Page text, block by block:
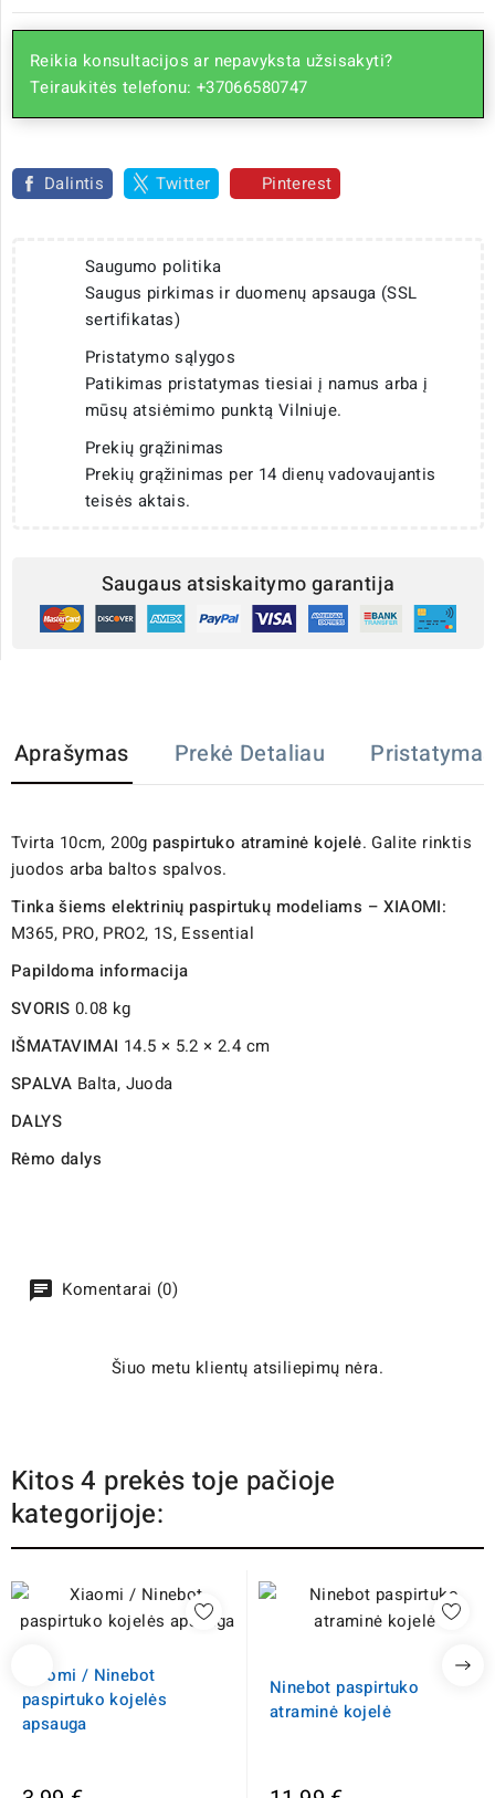
Reikia konsultacijos ar nepavyksta užsisakyti?
Teiraukitės telefonu: +37066580747
Dalintis Twitter Pinterest
Saugumo politika
Saugus pirkimas ir duomenų apsauga (SSL
sertifikatas)
Pristatymo sąlygos
Patikimas pristatymas tiesiai į namus arba į
mūsų atsiėmimo punktą Vilniuje.
Prekių grąžinimas
Prekių grąžinimas per 14 dienų vadovaujantis
teisės aktais.
Saugaus atsiskaitymo garantija
Aprašymas Prekė Detaliau Pristatymas
Tvirta 10cm, 200g paspirtuko atraminė kojelė. Galite rinktis
juodos arba baltos spalvos.
Tinka šiems elektrinių paspirtukų modeliams – XIAOMI:
M365, PRO, PRO2, 1S, Essential
Papildoma informacija
SVORIS 0.08 kg
IŠMATAVIMAI 14.5 × 5.2 × 2.4 cm
SPALVA Balta, Juoda
DALYS
Rėmo dalys
Komentarai (0)
Šiuo metu klientų atsiliepimų nėra.
Kitos 4 prekės toje pačioje
kategorijoje:
Xiaomi / Ninebot
paspirtuko kojelės
apsauga
Ninebot paspirtuko
atraminė kojelė